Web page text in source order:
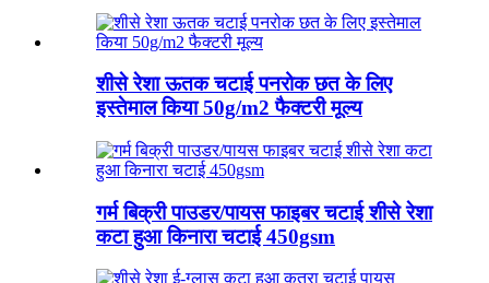
शीसे रेशा ऊतक चटाई पनरोक छत के लिए
इस्तेमाल किया 50g/m2 फैक्टरी मूल्य
गर्म बिक्री पाउडर/पायस फाइबर चटाई शीसे रेशा
कटा हुआ किनारा चटाई 450gsm